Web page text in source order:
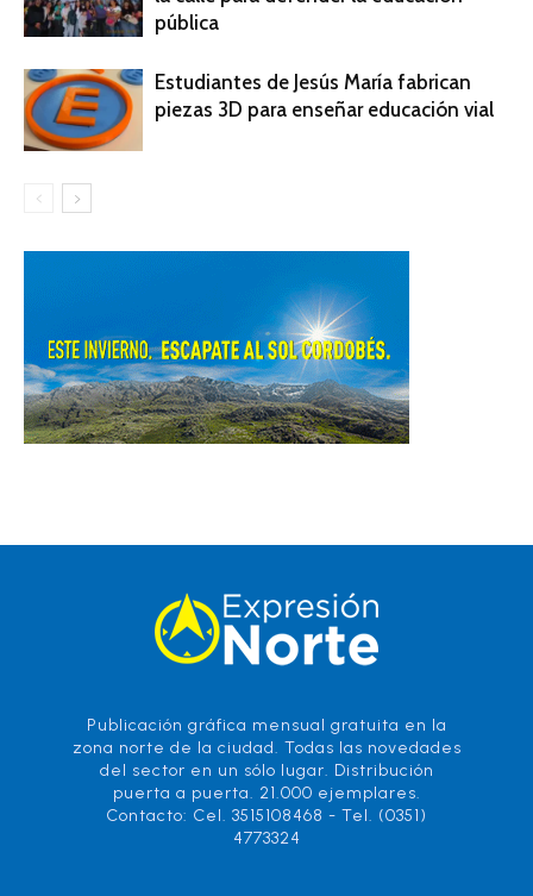
pública
Estudiantes de Jesús María fabrican
piezas 3D para enseñar educación vial
Publicación gráfica mensual gratuita en la
zona norte de la ciudad. Todas las novedades
del sector en un sólo lugar. Distribución
puerta a puerta. 21.000 ejemplares.
Contacto: Cel. 3515108468 - Tel. (0351)
4773324